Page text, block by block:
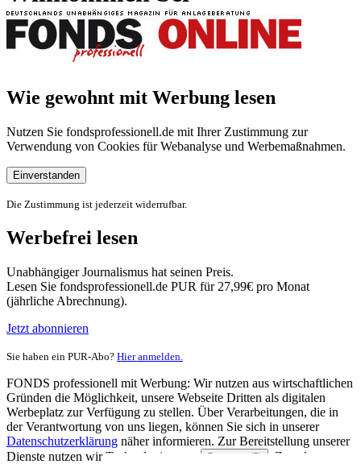
Wie gewohnt mit Werbung lesen
Nutzen Sie fondsprofessionell.de mit Ihrer Zustimmung zur
Verwendung von Cookies für Webanalyse und Werbemaßnahmen.
Einverstanden
Die Zustimmung ist jederzeit widerrufbar.
Werbefrei lesen
Unabhängiger Journalismus hat seinen Preis.
Lesen Sie fondsprofessionell.de PUR für 27,99€ pro Monat
(jährliche Abrechnung).
Jetzt abonnieren
Sie haben ein PUR-Abo? Hier anmelden.
FONDS professionell mit Werbung: Wir nutzen aus wirtschaftlichen
Gründen die Möglichkeit, unsere Webseite Dritten als digitalen
Werbeplatz zur Verfügung zu stellen. Über Verarbeitungen, die in
der Verantwortung von uns liegen, können Sie sich in unserer
Datenschutzerklärung näher informieren. Zur Bereitstellung unserer
Dienste nutzen wir Technologien von
Partnern (5)
. Zwecke: